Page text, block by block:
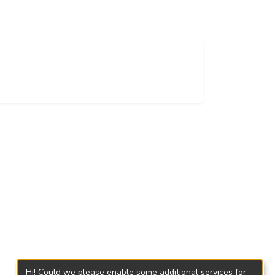
Hi! Could we please enable some additional services for